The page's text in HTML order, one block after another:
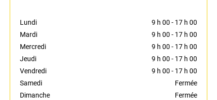
Lundi 9 h 00 - 17 h 00
Mardi
9 h 00 - 17 h 00
Mercredi
9 h 00 - 17 h 00
Jeudi
9 h 00 - 17 h 00
Vendredi
9 h 00 - 17 h 00
Samedi
Fermée
Dimanche
Fermée